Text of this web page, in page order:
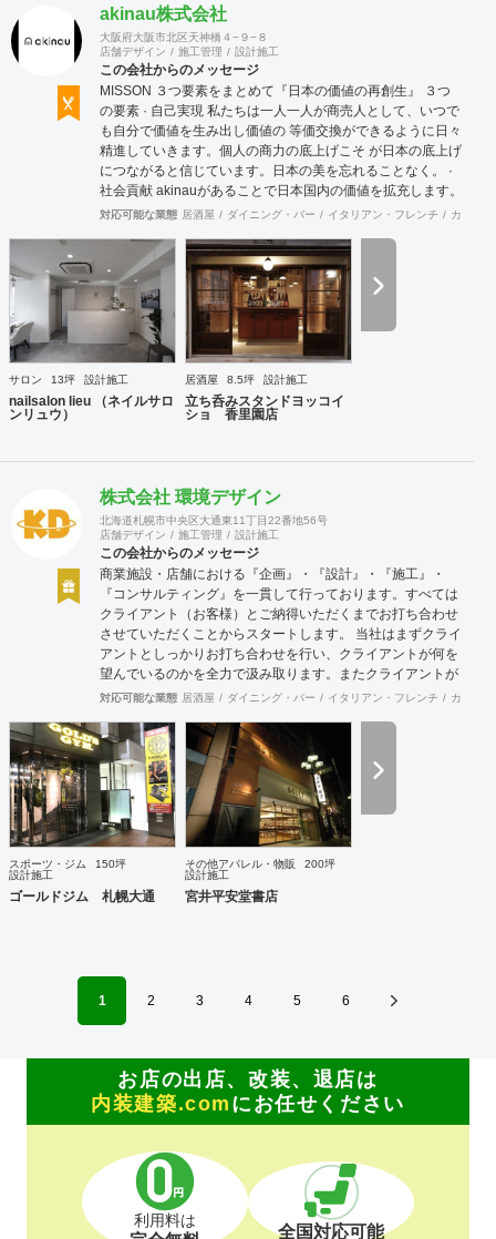
akinau株式会社
大阪府大阪市北区天神橋４−９−８
店舗デザイン
施工管理 設計施工
この会社からのメッセージ
MISSON ３つ要素をまとめて『日本の価値の再創生』 ３つ
の要素 · 自己実現 私たちは一人一人が商売人として、いつで
も自分で価値を生み出し価値の 等価交換ができるように日々
精進していきます。個人の商力の底上げこそ が日本の底上げ
につながると信じています。日本の美を忘れることなく。 ·
社会貢献 akinauがあることで日本国内の価値を拡充します。
そして世界に誇れる 国として日本の価値を輸出し続けていき
求 私たちは現段階ではお金というものが価値の目安として標
準とされる 時代で利益を追求し、まずは自社が幸せになるこ
とを約束します。 並行して売り上げも追求します。理由は自
社だけでなくそれに関係する 全ての会社や人々にも売り上げ
をつくることでお金というものをめぐる ように行動します。
社会にたくされた使命 今の日本は世界的にも元気がない。こ
るからであると想像できる。今社会で必要とされる人材、主
体性をもって自身の考えで行動できる。夢を大きく持って
自信をもち後悔しない人生を送るために。まだ気づいていな
いあなたに送る。 何を? 誰しもその人しかもっていない個性
が存在する。その個性を最大にいかした商いをみつけだし生
み出していく。小商いだっていい、個人が幸せであり直接届
けることのできる範囲での人も幸せにできるのだから。 どう
やって? akinauは人生100年100事業を掲げて100年続くよう
な商いを生み出し続けていく。そのヒントは社内だけではな
く関係する全ての人と考えて創り出す。そのために
akinautalkなど会話のなかから発生するおもしろアイデアを
尊重し、実行しつづけていく。 コンセプト ビジョンと顧客
対応可能な業態 居酒屋 ダイニング・バー イタリアン・フレンチ カフェ
サロン 13坪 設計施工
nailsalon lieu （ネイルサロ
ンリュウ）
居酒屋 8.5坪 設計施工
立ち呑みスタンドヨッコイ
ショ 香里園店
株式会社 環境デザイン
北海道札幌市中央区大通東11丁目22番地56号
店舗デザイン
施工管理 設計施工
この会社からのメッセージ
商業施設・店舗における『企画』・『設計』・『施工』・
『コンサルティング』を一貫して行っております。すべては
クライアント（お客様）とご納得いただくまでお打ち合わせ
させていただくことからスタートします。 当社はまずクライ
アントとしっかりお打ち合わせを行い、クライアントが何を
望んでいるのかを全力で汲み取ります。またクライアントが
思い描いていることをどのように表現していいのかお困りの
培ってきた当社ならではのノウハウでご提案いたします。
対応可能な業態 居酒屋 ダイニング・バー イタリアン・フレンチ カフェ
スポーツ・ジム
150坪
設計施工
ゴールドジム 札幌大通
その他アパレル・物販
200坪
設計施工
宮井平安堂書店
1 2 3 4 5 6
お店の出店、改装、退店は
内装建築.com にお任せください
利用料は
全国対応可能